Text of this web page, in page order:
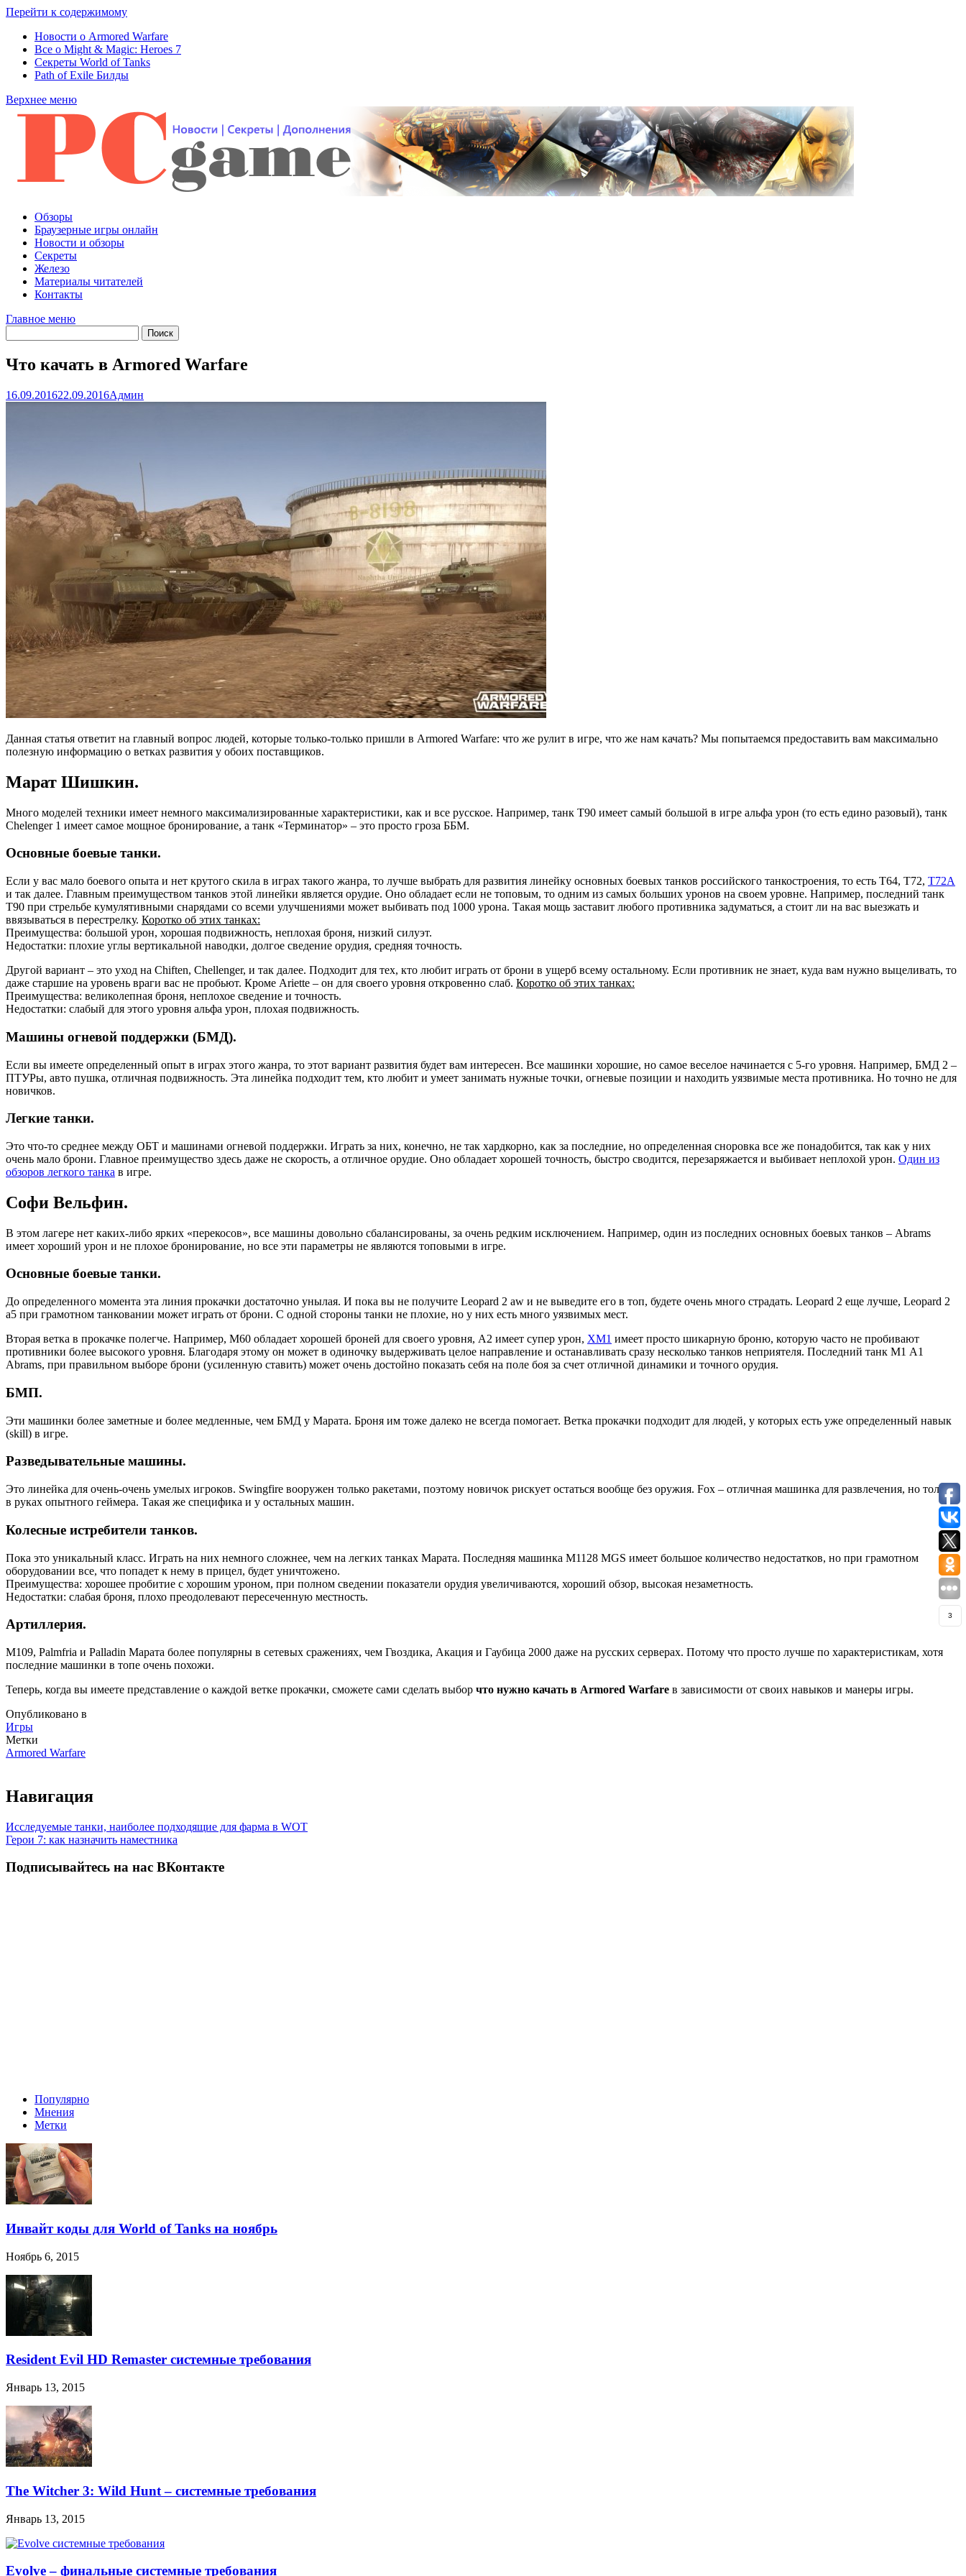
Перейти к содержимому
Новости о Armored Warfare
Все о Might & Magic: Heroes 7
Секреты World of Tanks
Path of Exile Билды
Верхнее меню
Обзоры
Браузерные игры онлайн
Новости и обзоры
Секреты
Железо
Материалы читателей
Контакты
Главное меню
Что качать в Armored Warfare
16.09.201622.09.2016Админ
Данная статья ответит на главный вопрос людей, которые только-только пришли в Armored Warfare: что же рулит в игре, что же нам качать? Мы попытаемся предоставить вам максимально
полезную информацию о ветках развития у обоих поставщиков.
Марат Шишкин.
Много моделей техники имеет немного максимализированные характеристики, как и все русское. Например, танк Т90 имеет самый большой в игре альфа урон (то есть едино разовый), танк
Chelenger 1 имеет самое мощное бронирование, а танк «Терминатор» – это просто гроза ББМ.
Основные боевые танки.
Если у вас мало боевого опыта и нет крутого скила в играх такого жанра, то лучше выбрать для развития линейку основных боевых танков российского танкостроения, то есть Т64, Т72, Т72А
и так далее. Главным преимуществом танков этой линейки является орудие. Оно обладает если не топовым, то одним из самых больших уронов на своем уровне. Например, последний танк
Т90 при стрельбе кумулятивными снарядами со всеми улучшениями может выбивать под 1000 урона. Такая мощь заставит любого противника задуматься, а стоит ли на вас выезжать и
ввязываться в перестрелку. Коротко об этих танках:
Преимущества: большой урон, хорошая подвижность, неплохая броня, низкий силуэт.
Недостатки: плохие углы вертикальной наводки, долгое сведение орудия, средняя точность.
Другой вариант – это уход на Chiften, Chellenger, и так далее. Подходит для тех, кто любит играть от брони в ущерб всему остальному. Если противник не знает, куда вам нужно выцеливать, то
даже старшие на уровень враги вас не пробьют. Кроме Ariette – он для своего уровня откровенно слаб. Коротко об этих танках:
Преимущества: великолепная броня, неплохое сведение и точность.
Недостатки: слабый для этого уровня альфа урон, плохая подвижность.
Машины огневой поддержки (БМД).
Если вы имеете определенный опыт в играх этого жанра, то этот вариант развития будет вам интересен. Все машинки хорошие, но самое веселое начинается с 5-го уровня. Например, БМД 2 –
ПТУРы, авто пушка, отличная подвижность. Эта линейка подходит тем, кто любит и умеет занимать нужные точки, огневые позиции и находить уязвимые места противника. Но точно не для
новичков.
Легкие танки.
Это что-то среднее между ОБТ и машинами огневой поддержки. Играть за них, конечно, не так хардкорно, как за последние, но определенная сноровка все же понадобится, так как у них
очень мало брони. Главное преимущество здесь даже не скорость, а отличное орудие. Оно обладает хорошей точность, быстро сводится, перезаряжается и выбивает неплохой урон. Один из
обзоров легкого танка в игре.
Софи Вельфин.
В этом лагере нет каких-либо ярких «перекосов», все машины довольно сбалансированы, за очень редким исключением. Например, один из последних основных боевых танков – Abrams
имеет хороший урон и не плохое бронирование, но все эти параметры не являются топовыми в игре.
Основные боевые танки.
До определенного момента эта линия прокачки достаточно унылая. И пока вы не получите Leopard 2 aw и не выведите его в топ, будете очень много страдать. Leopard 2 еще лучше, Leopard 2
a5 при грамотном танковании может играть от брони. С одной стороны танки не плохие, но у них есть много уязвимых мест.
Вторая ветка в прокачке полегче. Например, М60 обладает хорошей броней для своего уровня, А2 имеет супер урон, ХМ1 имеет просто шикарную броню, которую часто не пробивают
противники более высокого уровня. Благодаря этому он может в одиночку выдерживать целое направление и останавливать сразу несколько танков неприятеля. Последний танк М1 А1
Abrams, при правильном выборе брони (усиленную ставить) может очень достойно показать себя на поле боя за счет отличной динамики и точного орудия.
БМП.
Эти машинки более заметные и более медленные, чем БМД у Марата. Броня им тоже далеко не всегда помогает. Ветка прокачки подходит для людей, у которых есть уже определенный навык
(skill) в игре.
Разведывательные машины.
Это линейка для очень-очень умелых игроков. Swingfire вооружен только ракетами, поэтому новичок рискует остаться вообще без оружия. Fox – отличная машинка для развлечения, но только
в руках опытного геймера. Такая же специфика и у остальных машин.
Колесные истребители танков.
Пока это уникальный класс. Играть на них немного сложнее, чем на легких танках Марата. Последняя машинка М1128 MGS имеет большое количество недостатков, но при грамотном
оборудовании все, что попадет к нему в прицел, будет уничтожено.
Преимущества: хорошее пробитие с хорошим уроном, при полном сведении показатели орудия увеличиваются, хороший обзор, высокая незаметность.
Недостатки: слабая броня, плохо преодолевают пересеченную местность.
Артиллерия.
М109, Palmfria и Palladin Марата более популярны в сетевых сражениях, чем Гвоздика, Акация и Гаубица 2000 даже на русских серверах. Потому что просто лучше по характеристикам, хотя
последние машинки в топе очень похожи.
Теперь, когда вы имеете представление о каждой ветке прокачки, сможете сами сделать выбор что нужно качать в Armored Warfare в зависимости от своих навыков и манеры игры.
Опубликовано в
Игры
Метки
Armored Warfare
Навигация
Исследуемые танки, наиболее подходящие для фарма в WOT
Герои 7: как назначить наместника
Подписывайтесь на нас ВКонтакте
Популярно
Мнения
Метки
Инвайт коды для World of Tanks на ноябрь
Ноябрь 6, 2015
Resident Evil HD Remaster системные требования
Январь 13, 2015
The Witcher 3: Wild Hunt – системные требования
Январь 13, 2015
Evolve – финальные системные требования
3